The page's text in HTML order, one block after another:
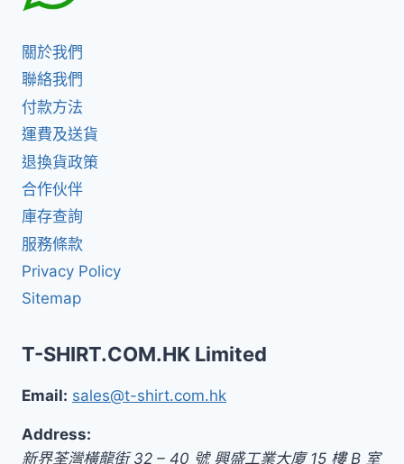
關於我們
聯絡我們
付款方法
運費及送貨
退換貨政策
合作伙伴
庫存查詢
服務條款
Privacy Policy
Sitemap
T-SHIRT.COM.HK Limited
Email: sales@t-shirt.com.hk
Address:
新界荃灣橫龍街 32 – 40 號 興盛工業大廈 15 樓 B 室